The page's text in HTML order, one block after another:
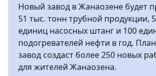
Новый завод в Жанаозене будет
51 тыс. тонн трубной продукции,
единиц насосных штанг и 100
подогревателей нефти в год.
завод создаст более 250 новых
для жителей Жанаозена.